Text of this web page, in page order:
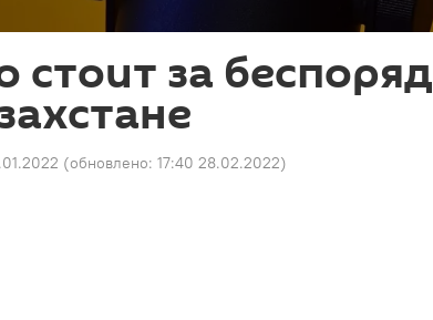
стоит за
(обновлено: 17:40 28.02.2022)